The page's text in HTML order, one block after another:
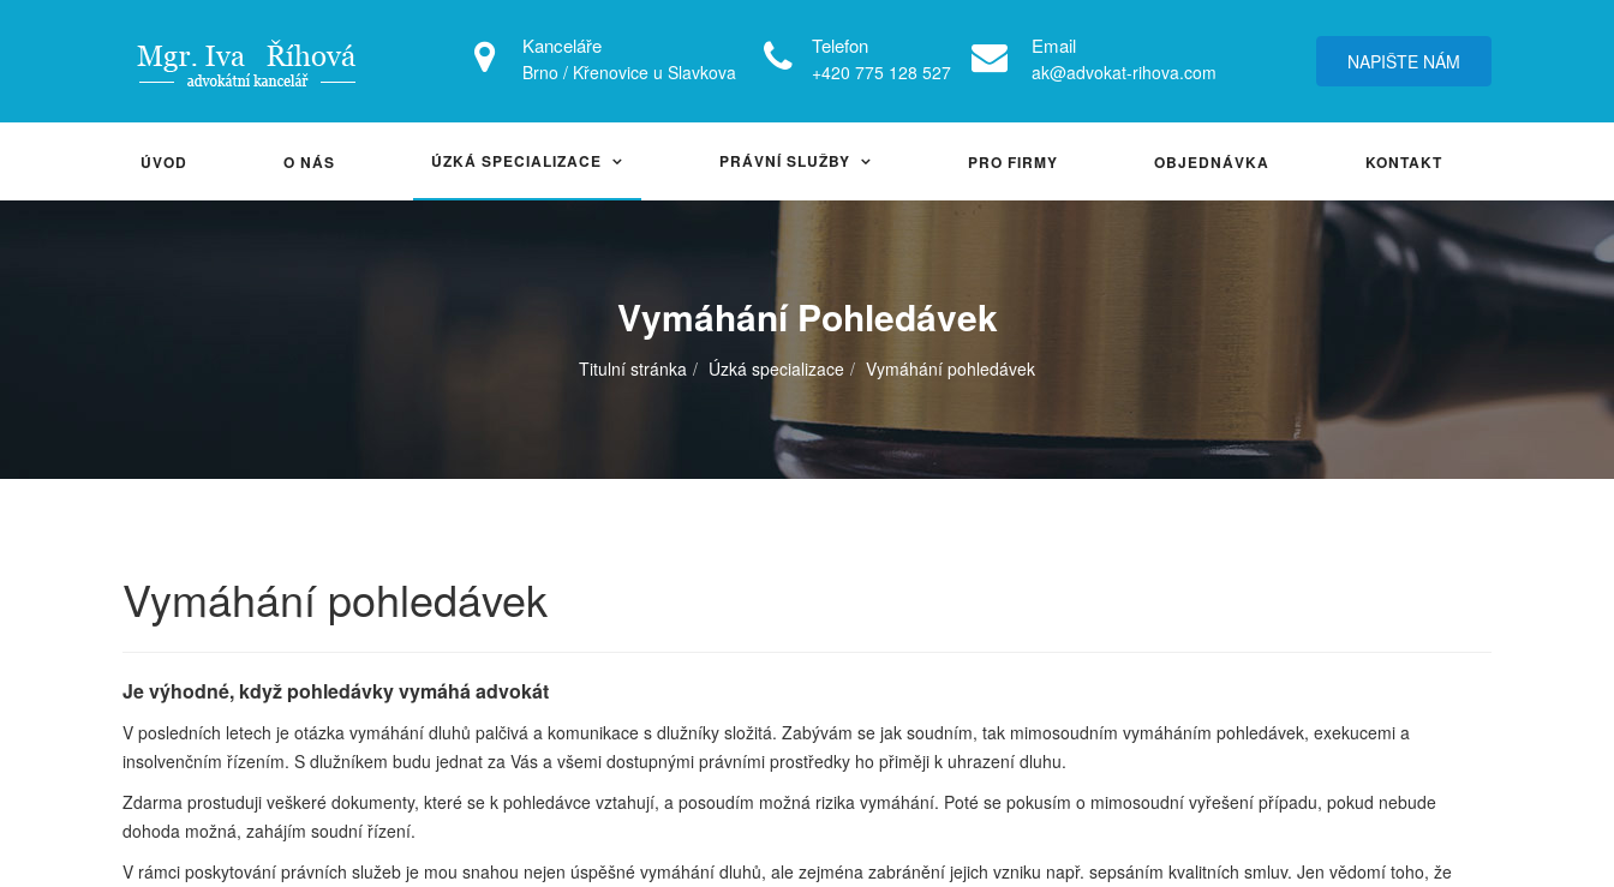
Kanceláře
Brno / Křenovice u Slavkova
Telefon
+420 775 128 527
Email
ak@advokat-rihova.com NAPIŠTE NÁM
ÚVOD O NÁS ÚZKÁ SPECIALIZACE PRÁVNÍ SLUŽBY PRO FIRMY OBJEDNÁVKA KONTAKT
Vymáhání Pohledávek
Titulní stránka Úzká specializace Vymáhání pohledávek
Vymáhání pohledávek
Je výhodné, když pohledávky vymáhá advokát
V posledních letech je otázka vymáhání dluhů palčivá a komunikace s dlužníky složitá. Zabývám se jak soudním, tak mimosoudním vymáháním pohledávek, exekucemi a
insolvenčním řízením. S dlužníkem budu jednat za Vás a všemi dostupnými právními prostředky ho přiměji k uhrazení dluhu.
Zdarma prostuduji veškeré dokumenty, které se k pohledávce vztahují, a posoudím možná rizika vymáhání. Poté se pokusím o mimosoudní vyřešení případu, pokud nebude
dohoda možná, zahájím soudní řízení.
V rámci poskytování právních služeb je mou snahou nejen úspěšné vymáhání dluhů, ale zejména zabránění jejich vzniku např. sepsáním kvalitních smluv. Jen vědomí toho, že